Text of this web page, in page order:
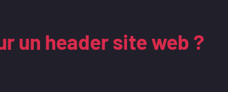
un header site web ?